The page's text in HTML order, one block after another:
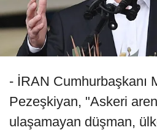
- İRAN Cumhurbaşkanı
Pezeşkiyan, "Askeri
ulaşamayan düşman,